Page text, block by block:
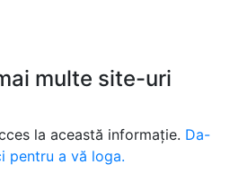
multe site-uri
la această informație. Da-
pentru a vă loga.